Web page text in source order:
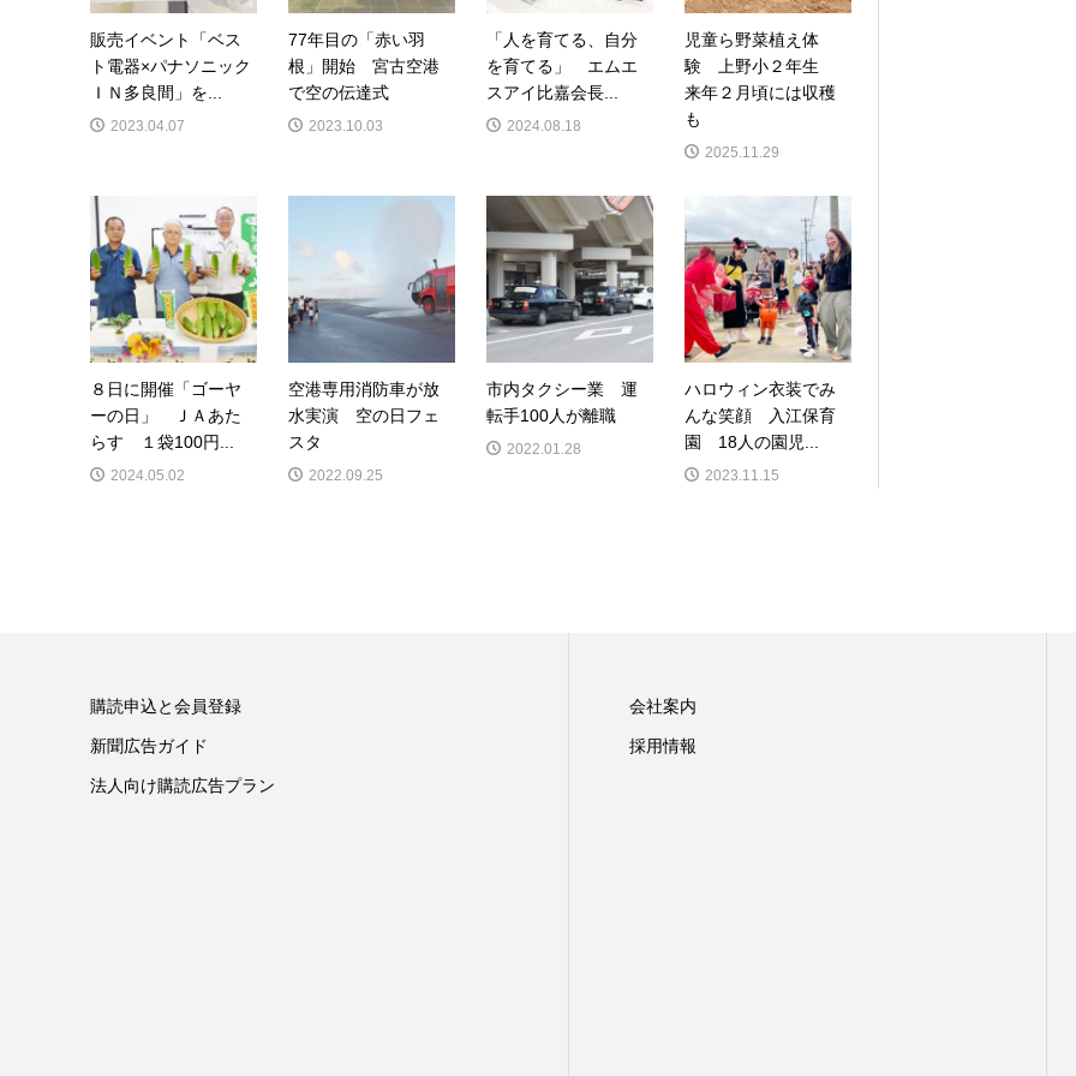
販売イベント「ベス
ト電器×パナソニック
ＩＮ多良間」を...
2023.04.07
77年目の「赤い羽
根」開始 宮古空港
で空の伝達式
2023.10.03
「人を育てる、自分
を育てる」 エムエ
スアイ比嘉会長...
2024.08.18
児童ら野菜植え体
験 上野小２年生
来年２月頃には収穫
も
2025.11.29
８日に開催「ゴーヤ
ーの日」 ＪＡあた
らす １袋100円...
2024.05.02
空港専用消防車が放
水実演 空の日フェ
スタ
2022.09.25
市内タクシー業 運
転手100人が離職
2022.01.28
ハロウィン衣装でみ
んな笑顔 入江保育
園 18人の園児...
2023.11.15
購読申込と会員登録
新聞広告ガイド
法人向け購読広告プラン
会社案内
採用情報